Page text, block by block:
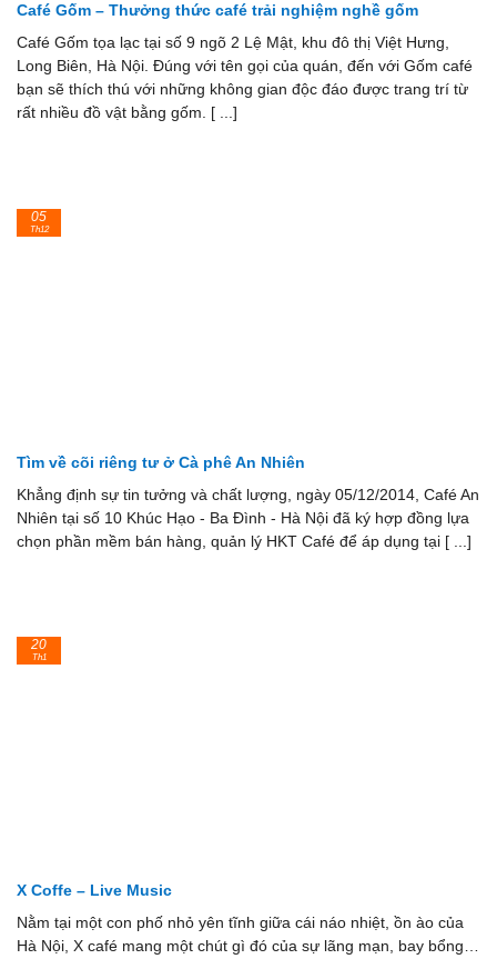
Café Gốm – Thưởng thức café trải nghiệm nghề gốm
Café Gốm tọa lạc tại số 9 ngõ 2 Lệ Mật, khu đô thị Việt Hưng,
Long Biên, Hà Nội. Đúng với tên gọi của quán, đến với Gốm café
bạn sẽ thích thú với những không gian độc đáo được trang trí từ
rất nhiều đồ vật bằng gốm. [ ...]
Tìm về cõi riêng tư ở Cà phê An Nhiên
Khẳng định sự tin tưởng và chất lượng, ngày 05/12/2014, Café An
Nhiên tại số 10 Khúc Hạo - Ba Đình - Hà Nội đã ký hợp đồng lựa
chọn phần mềm bán hàng, quản lý HKT Café để áp dụng tại [ ...]
05
Th12
X Coffe – Live Music
Nằm tại một con phố nhỏ yên tĩnh giữa cái náo nhiệt, ồn ào của
Hà Nội, X café mang một chút gì đó của sự lãng mạn, bay bổng…
20
Th1